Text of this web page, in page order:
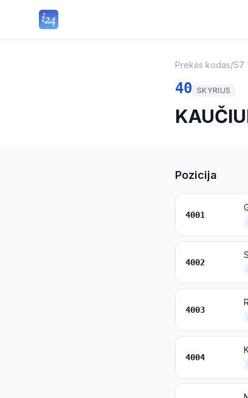
Prekės kodas/S7
40 SKYRIUS
Pozicija
4001
4002
4003
4004